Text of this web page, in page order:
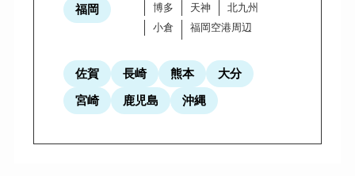
福岡 博多 天神
北九州
小倉
福岡空港周辺
佐賀 長崎 熊本
大分
宮崎
鹿児島 沖縄